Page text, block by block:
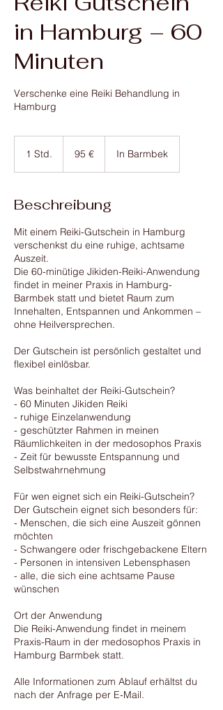
in Hamburg – 60
Minuten
Verschenke eine Reiki Behandlung in
Hamburg
1 Std. 95 € In Barmbek
Beschreibung
Mit einem Reiki-Gutschein in Hamburg
verschenkst du eine ruhige, achtsame
Auszeit.
Die 60-minütige Jikiden-Reiki-Anwendung
findet in meiner Praxis in Hamburg-
Barmbek statt und bietet Raum zum
Innehalten, Entspannen und Ankommen –
ohne Heilversprechen.
Der Gutschein ist persönlich gestaltet und
flexibel einlösbar.
Was beinhaltet der Reiki-Gutschein?
- 60 Minuten Jikiden Reiki
- ruhige Einzelanwendung
- geschützter Rahmen in meinen
Räumlichkeiten in der medosophos Praxis
- Zeit für bewusste Entspannung und
Selbstwahrnehmung
Für wen eignet sich ein Reiki-Gutschein?
Der Gutschein eignet sich besonders für:
- Menschen, die sich eine Auszeit gönnen
möchten
- Schwangere oder frischgebackene Eltern
- Personen in intensiven Lebensphasen
- alle, die sich eine achtsame Pause
wünschen
Ort der Anwendung
Die Reiki-Anwendung findet in meinem
Praxis-Raum in der medosophos Praxis in
Hamburg Barmbek statt.
Alle Informationen zum Ablauf erhältst du
nach der Anfrage per E-Mail.